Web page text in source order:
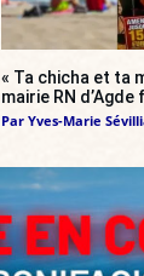
« Ta chicha et ta
mairie RN
Par Yves-Marie